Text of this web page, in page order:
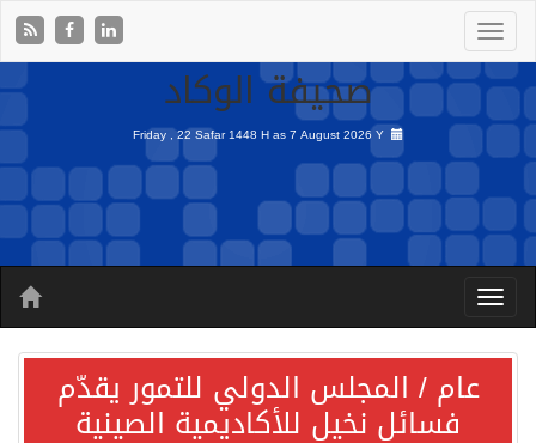
صحيفة الوكاد
Friday , 22 Safar 1448 H as7 August 2026 Y
عام / المجلس الدولي للتمور يقدّم
فسائل نخيل للأكاديمية الصينية